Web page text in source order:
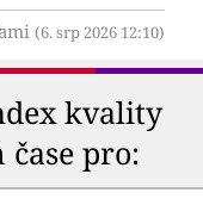
(6. srp 2026 12:10)
kvality
pro: